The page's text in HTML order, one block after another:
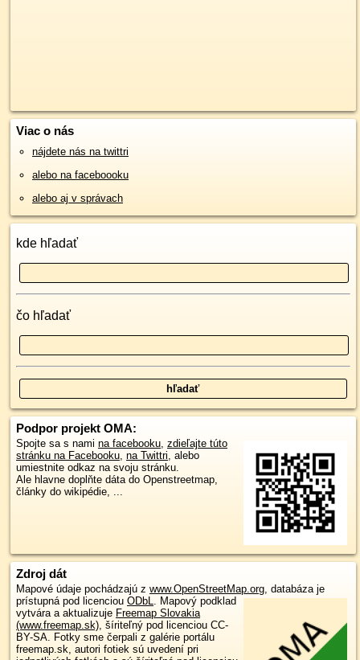
Viac o nás
nájdete nás na twittri
alebo na faceboooku
alebo aj v správach
kde hľadať
čo hľadať
Podpor projekt OMA:
Spojte sa s nami na facebooku, zdieľajte túto
stránku na Facebooku, na Twittri, alebo
umiestnite odkaz na svoju stránku.
Ale hlavne doplňte dáta do Openstreetmap,
články do wikipédie, ...
Zdroj dát
Mapové údaje pochádzajú z www.OpenStreetMap.org , databáza je
prístupná pod licenciou ODbL
Mapový podklad
vytvára a aktualizuje Freemap Slovakia
(www.freemap.sk) , šíriteľný pod licenciou CC-
BY-SA. Fotky sme čerpali z galérie portálu
freemap.sk, autori fotiek sú uvedení pri